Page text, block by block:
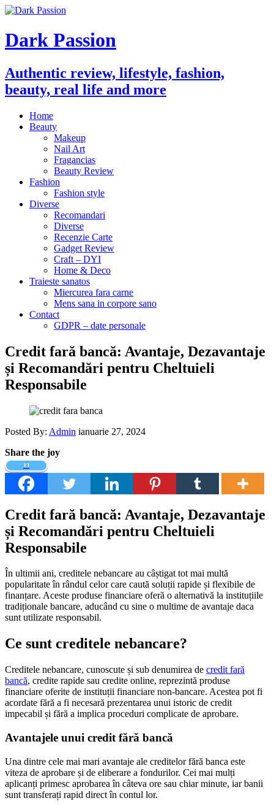
Dark Passion
Authentic review, lifestyle, fashion,
beauty, real life and more
Home
Beauty
Makeup
Nail Art
Fragancias
Beauty Review
Fashion
Fashion style
Diverse
Recomandari
Diverse
Recenzie Carte
Gadget Review
Craft – DYI
Home & Deco
Traieste sanatos
Miercurea fara carne
Mens sana in corpore sano
Contact
GDPR – date personale
Credit fară bancă: Avantaje, Dezavantaje
și Recomandări pentru Cheltuieli
Responsabile
Posted By: Admin ianuarie 27, 2024
Share the joy
13
Credit fară bancă: Avantaje, Dezavantaje
și Recomandări pentru Cheltuieli
Responsabile
În ultimii ani, creditele nebancare au câștigat tot mai multă
popularitate în rândul celor care caută soluții rapide și flexibile de
finanțare. Aceste produse financiare oferă o alternativă la instituțiile
tradiționale bancare, aducând cu sine o multime de avantaje daca
sunt utilizate responsabil.
Ce sunt creditele nebancare?
Creditele nebancare, cunoscute și sub denumirea de credit fară
bancă, credite rapide sau credite online, reprezintă produse
financiare oferite de instituții financiare non-bancare. Acestea pot fi
acordate fără a fi necesară prezentarea unui istoric de credit
impecabil și fără a implica proceduri complicate de aprobare.
Avantajele unui credit fără bancă
Una dintre cele mai mari avantaje ale creditelor fără banca este
viteza de aprobare și de eliberare a fondurilor. Cei mai mulți
aplicanți primesc aprobarea în câteva ore sau chiar minute, iar banii
sunt transferați rapid direct în contul lor.